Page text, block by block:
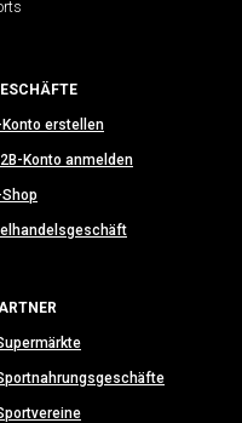
Konto erstellen
Konto anmelden
Shop